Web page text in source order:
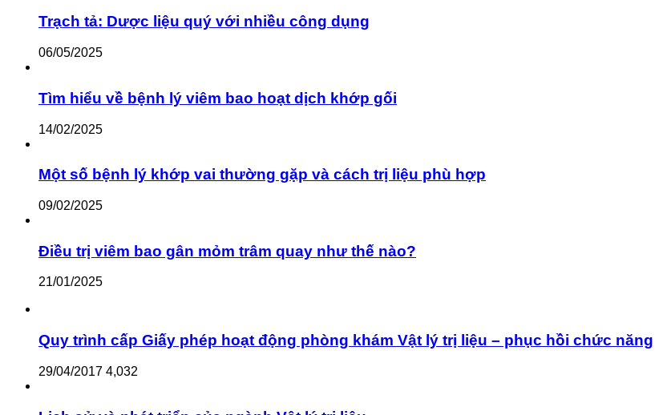
Trạch tả: Dược liệu quý với nhiều công dụng
06/05/2025
Tìm hiểu về bệnh lý viêm bao hoạt dịch khớp gối
14/02/2025
Một số bệnh lý khớp vai thường gặp và cách trị liệu phù hợp
09/02/2025
Điều trị viêm bao gân mỏm trâm quay như thế nào?
21/01/2025
Quy trình cấp Giấy phép hoạt động phòng khám Vật lý trị liệu – phục hồi chức năng
29/04/2017 4,032